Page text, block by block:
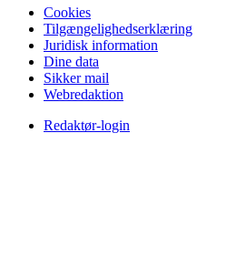
Cookies
Tilgængelighedserklæring
Juridisk information
Dine data
Sikker mail
Webredaktion
Redaktør-login